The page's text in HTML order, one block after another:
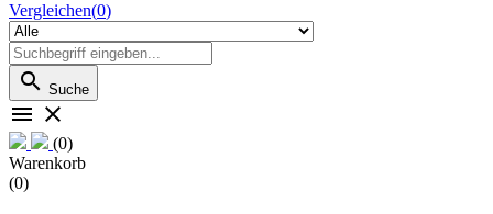
Vergleichen(0)
 Suche
 
(0)
Warenkorb
(0)